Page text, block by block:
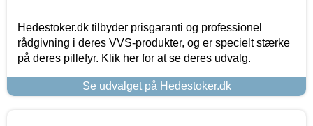
Hedestoker.dk tilbyder prisgaranti og professionel
rådgivning i deres VVS-produkter, og er specielt stærke
på deres pillefyr. Klik her for at se deres udvalg.
Se udvalget på Hedestoker.dk